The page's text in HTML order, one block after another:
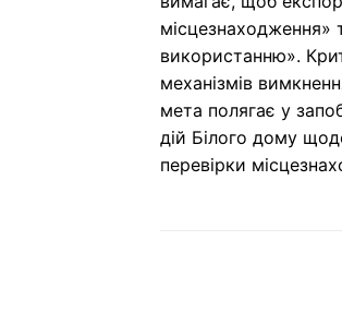
місцезнаходження»
використанню».
механізмів
мета полягає у
дій Білого дому
перевірки